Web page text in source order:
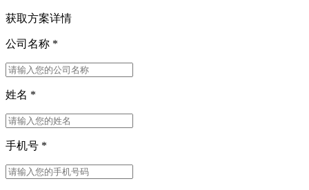
获取方案详情
公司名称 *
姓名 *
手机号 *